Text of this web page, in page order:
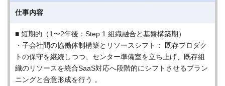
仕事内容
■ 短期的（1〜2年後：Step 1 組織融合と基盤構築期）
・子会社間の協働体制構築とリソースシフト： 既存プロダク
トの保守を継続しつつ、センター準備室を立ち上げ、既存組
織のリソースを統合SaaS対応へ段階的にシフトさせるプラン
ニングと合意形成を行う 。